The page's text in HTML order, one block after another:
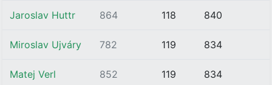
Jaroslav Huttr 864 118 840
Miroslav Ujváry 782 119 834
Matej Verl 852 119 834